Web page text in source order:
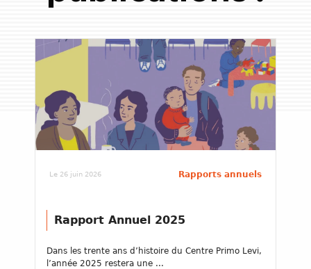
Le 26 juin 2026 Rapports annuels
Rapport Annuel 2025
Dans les trente ans d’histoire du Centre Primo Levi,
l’année 2025 restera une ...